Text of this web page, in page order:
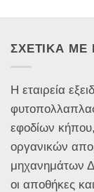
ΣΧΕΤΙΚΑ ΜΕ
Η εταιρεία
εφοδίων
οργανικών
μηχανημάτων
οι αποθήκες